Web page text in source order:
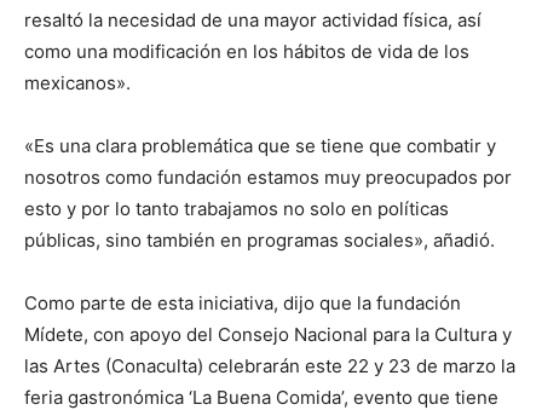
resaltó la necesidad de una mayor actividad física, así
como una modificación en los hábitos de vida de los
mexicanos».
«Es una clara problemática que se tiene que combatir y
nosotros como fundación estamos muy preocupados por
esto y por lo tanto trabajamos no solo en políticas
públicas, sino también en programas sociales», añadió.
Como parte de esta iniciativa, dijo que la fundación
Mídete, con apoyo del Consejo Nacional para la Cultura y
las Artes (Conaculta) celebrarán este 22 y 23 de marzo la
feria gastronómica ‘La Buena Comida’, evento que tiene